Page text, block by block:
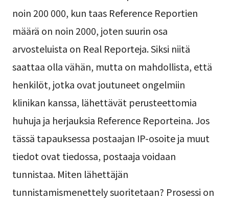
noin 200 000, kun taas Reference Reportien
määrä on noin 2000, joten suurin osa
arvosteluista on Real Reporteja. Siksi niitä
saattaa olla vähän, mutta on mahdollista, että
henkilöt, jotka ovat joutuneet ongelmiin
klinikan kanssa, lähettävät perusteettomia
huhuja ja herjauksia Reference Reporteina. Jos
tässä tapauksessa postaajan IP-osoite ja muut
tiedot ovat tiedossa, postaaja voidaan
tunnistaa. Miten lähettäjän
tunnistamismenettely suoritetaan? Prosessi on